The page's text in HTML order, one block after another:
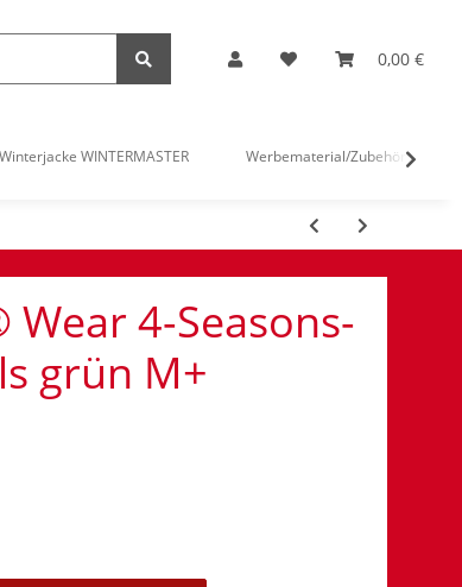
0,00 €
WINTERMASTER Werbematerial/Zubehör
Wear 4-Seasons-
grün M+